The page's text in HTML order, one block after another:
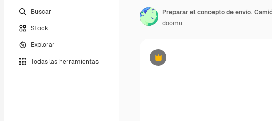
Buscar
Stock
Explorar
Todas las herramientas Premium
doomu